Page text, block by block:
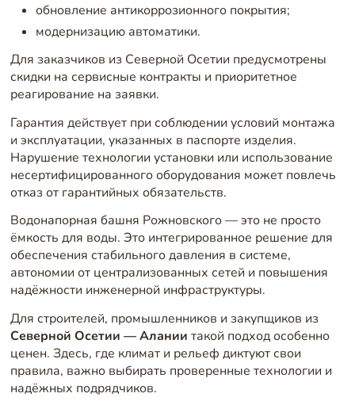
обновление антикоррозионного покрытия;
модернизацию автоматики.
Для заказчиков из Северной Осетии предусмотрены
скидки на сервисные контракты и приоритетное
реагирование на заявки.
Гарантия действует при соблюдении условий монтажа
и эксплуатации, указанных в паспорте изделия.
Нарушение технологии установки или использование
несертифицированного оборудования может повлечь
отказ от гарантийных обязательств.
Водонапорная башня Рожновского — это не просто
ёмкость для воды. Это интегрированное решение для
обеспечения стабильного давления в системе,
автономии от централизованных сетей и повышения
надёжности инженерной инфраструктуры.
Для строителей, промышленников и закупщиков из
Северной Осетии — Алании такой подход особенно
ценен. Здесь, где климат и рельеф диктуют свои
правила, важно выбирать проверенные технологии и
надёжных подрядчиков.